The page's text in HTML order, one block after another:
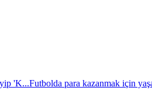
'K...Futbolda para kazanmak için